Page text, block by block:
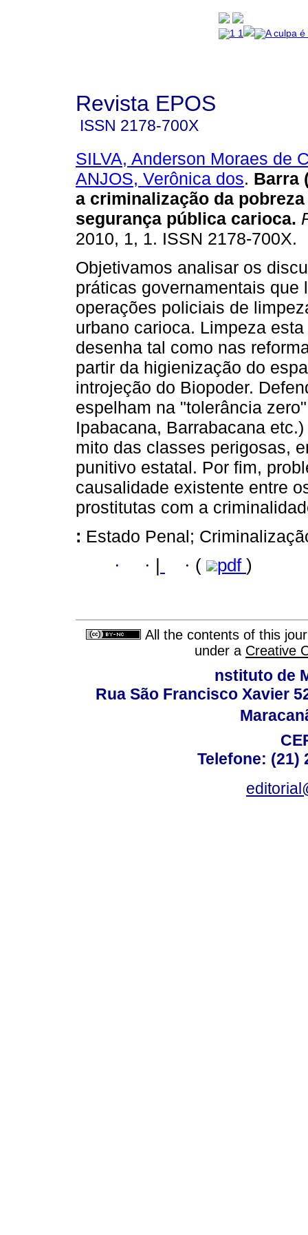
Revista EPOS
ISSN 2178-700X
SILVA, Anderson Moraes de
ANJOS, Verônica dos. Barra
a criminalização da
segurança pública carioca.
2010, 1, 1. ISSN 2178-700X.
Objetivamos analisar os
práticas governamentais que
operações policiais de
urbano carioca. Limpeza
desenha tal como nas
partir da higienização do
introjeção do Biopoder.
espelham na "tolerância
Ipabacana, Barrabacana
mito das classes perigosas,
punitivo estatal. Por fim,
causalidade existente entre
prostitutas com a
: Estado Penal;
· · · ( pdf )
All the contents of this
under a Creative
nstituto de
Rua São Francisco Xavier
Telefone: (21)